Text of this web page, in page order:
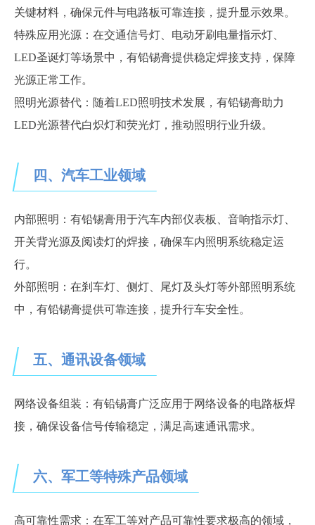
关键材料，确保元件与电路板可靠连接，提升显示效果。
特殊应用光源：在交通信号灯、电动牙刷电量指示灯、
LED圣诞灯等场景中，有铅锡膏提供稳定焊接支持，保障
光源正常工作。
照明光源替代：随着LED照明技术发展，有铅锡膏助力
LED光源替代白炽灯和荧光灯，推动照明行业升级。
四、 汽车工业领域
内部照明：有铅锡膏用于汽车内部仪表板、音响指示灯、
开关背光源及阅读灯的焊接，确保车内照明系统稳定运
行。
外部照明：在刹车灯、侧灯、尾灯及头灯等外部照明系统
中，有铅锡膏提供可靠连接，提升行车安全性。
五、 通讯设备领域
网络设备组装：有铅锡膏广泛应用于网络设备的电路板焊
接，确保设备信号传输稳定，满足高速通讯需求。
六、 军工等特殊产品领域
高可靠性需求：在军工等对产品可靠性要求极高的领域，